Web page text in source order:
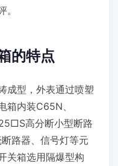
的特点
成型，外表通过喷塑
箱内装C65N、
高分断小型断路
路器、信号灯等元
关箱选用隔爆型构